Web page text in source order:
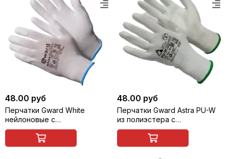
48.00 руб
Перчатки Gward White
нейлоновые с
полиуретановым покрытием
48.00 руб
Перчатки Gward Astra PU-W
из полиэстера с
полиуретановым покрытием